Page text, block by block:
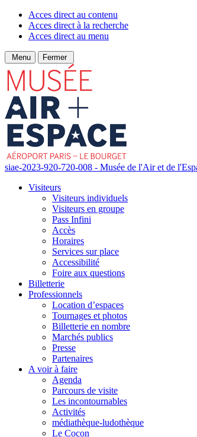
Acces direct au contenu
Acces direct à la recherche
Acces direct au menu
Menu Fermer
siae-2023-920-720-008 - Musée de l'Air et de
Visiteurs
Visiteurs individuels
Visiteurs en groupe
Pass Infini
Accès
Horaires
Services sur place
Accessibilité
Foire aux questions
Billetterie
Professionnels
Location d’espaces
Tournages et photos
Billetterie en nombre
Marchés publics
Presse
Partenaires
A voir à faire
Agenda
Parcours de visite
Les incontournables
Activités
médiathèque-ludothèque
Le Cocon